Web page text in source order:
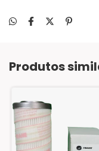
Produtos